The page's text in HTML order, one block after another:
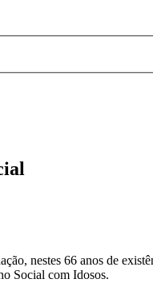
nestes 66 anos de
Social com Idosos.